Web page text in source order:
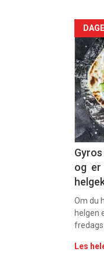
-
11
og er
Om du
helgen
Les